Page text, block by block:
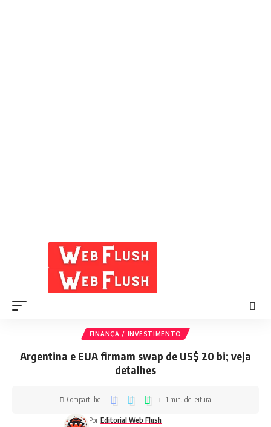
FINANÇA / INVESTIMENTO
Argentina e EUA firmam swap de US$ 20 bi; veja
detalhes
Por Editorial Web Flush
Compartilhe 1 min. de leitura